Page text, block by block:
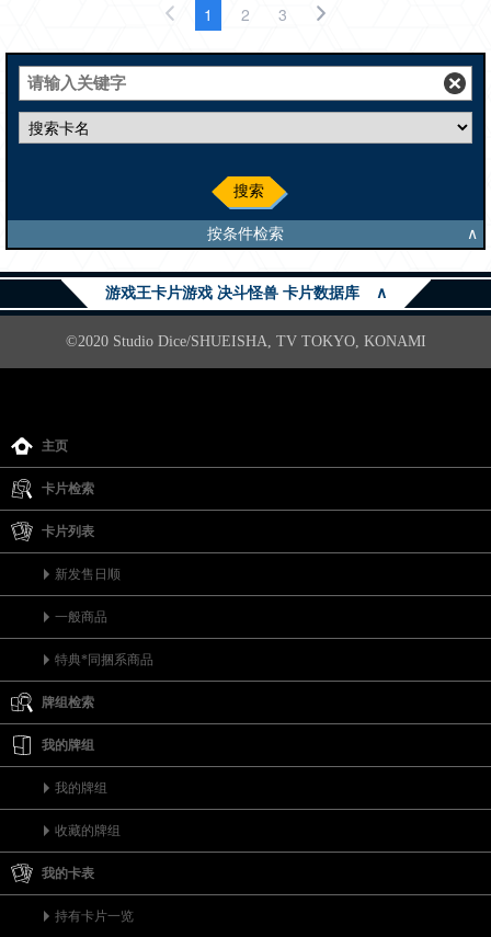
1 2 3
搜索
按条件检索 ∧
游戏王卡片游戏 决斗怪兽 卡片数据库 ∧
©2020 Studio Dice/SHUEISHA, TV TOKYO, KONAMI
主页
卡片检索
卡片列表
新发售日顺
一般商品
特典*同捆系商品
牌组检索
我的牌组
我的牌组
收藏的牌组
我的卡表
持有卡片一览